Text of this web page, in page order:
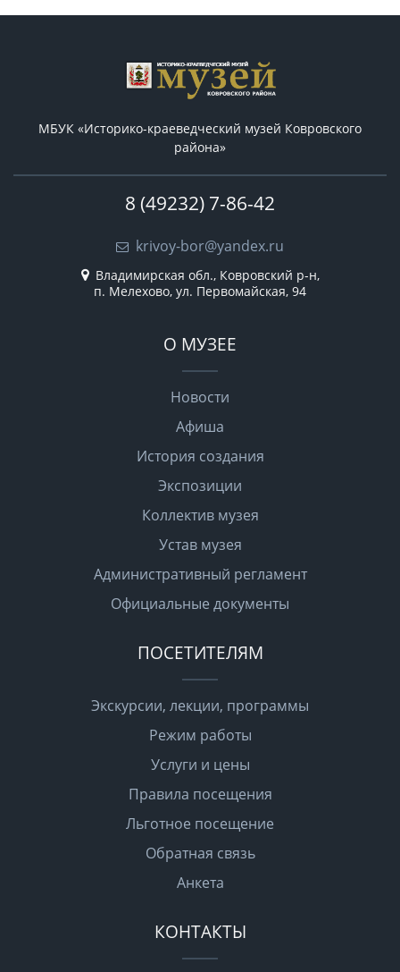
МБУК «Историко-краеведческий музей Ковровского
района»
8 (49232) 7-86-42
krivoy-bor@yandex.ru
Владимирская обл., Ковровский р-н,
п. Мелехово, ул. Первомайская, 94
О МУЗЕЕ
Новости
Афиша
История создания
Экспозиции
Коллектив музея
Устав музея
Административный регламент
Официальные документы
ПОСЕТИТЕЛЯМ
Экскурсии, лекции, программы
Режим работы
Услуги и цены
Правила посещения
Льготное посещение
Обратная связь
Анкета
КОНТАКТЫ